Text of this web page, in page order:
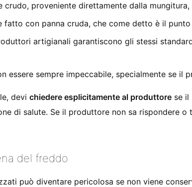
crudo, proveniente direttamente dalla
fatto con panna cruda, che come detto è il
artigianali garantiscono gli stessi
essere sempre impeccabile, specialmente se il
devi chiedere esplicitamente al produttore se il
di salute. Se il produttore non sa rispondere
del freddo
può diventare pericolosa se non viene